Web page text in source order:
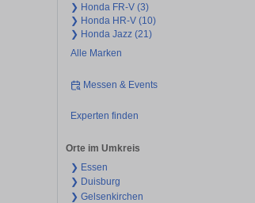
❯ Honda FR-V (3)
❯ Honda HR-V (10)
❯ Honda Jazz (21)
Alle Marken
Messen & Events
Experten finden
Orte im Umkreis
❯ Essen
❯ Duisburg
❯ Gelsenkirchen